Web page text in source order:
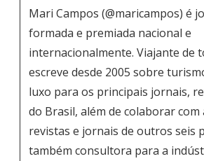
Mari Campos (@maricampos) é
formada e premiada nacional e
internacionalmente. Viajante de
escreve desde 2005 sobre
luxo para os principais jornais,
do Brasil, além de colaborar com
revistas e jornais de outros seis
também consultora para a